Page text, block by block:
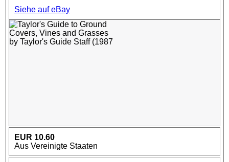
Siehe auf eBay
EUR 10.60
Aus Vereinigte Staaten